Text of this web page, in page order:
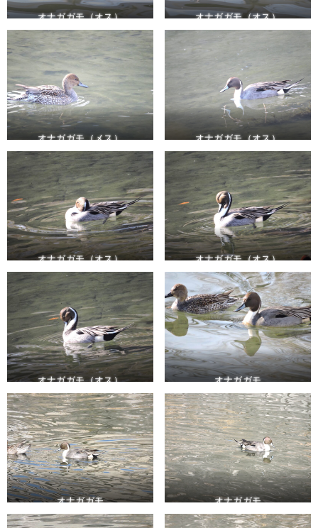
オナガガモ（オス） オナガガモ（オス）
オナガガモ（メス） オナガガモ（オス）
オナガガモ（オス） オナガガモ（オス）
オナガガモ（オス） オナガガモ
オナガガモ オナガガモ